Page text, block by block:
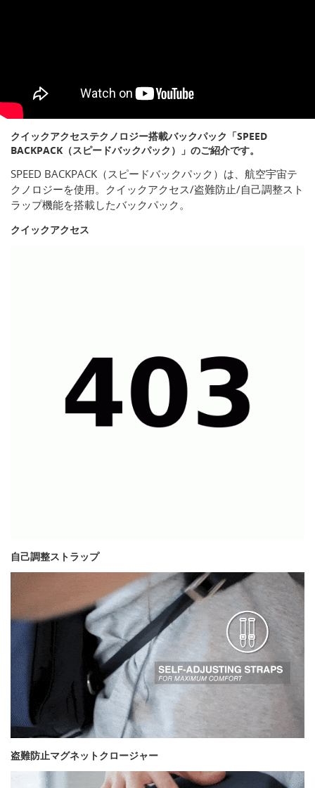
クイックアクセステクノロジー搭載バックパック「SPEED
BACKPACK（スピードバックパック）」のご紹介です。
SPEED BACKPACK（スピードバックパック）は、航空宇宙テ
クノロジーを使用。クイックアクセス/盗難防止/自己調整スト
ラップ機能を搭載したバックパック。
クイックアクセス
自己調整ストラップ
盗難防止マグネットクロージャー